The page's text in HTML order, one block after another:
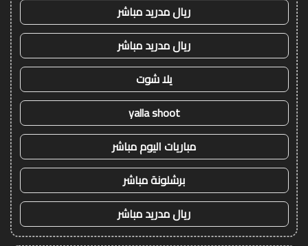
ريال مدريد مباشر
ريال مدريد مباشر
يلا شوت
yalla shoot
مباريات اليوم مباشر
برشلونة مباشر
ريال مدريد مباشر